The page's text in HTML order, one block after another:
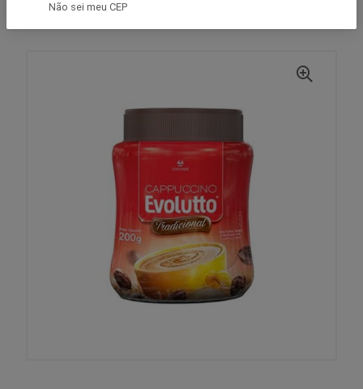
INÍCIO
COOXUPE CAFES
Não sei meu CEP